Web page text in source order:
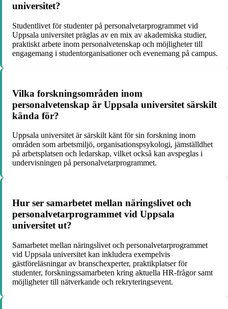
universitet?
Studentlivet för studenter på personalvetarprogrammet vid
Uppsala universitet präglas av en mix av akademiska studier,
praktiskt arbete inom personalvetenskap och möjligheter till
engagemang i studentorganisationer och evenemang på campus.
Vilka forskningsområden inom
personalvetenskap är Uppsala universitet särskilt
kända för?
Uppsala universitet är särskilt känt för sin forskning inom
områden som arbetsmiljö, organisationspsykologi, jämställdhet
på arbetsplatsen och ledarskap, vilket också kan avspeglas i
undervisningen på personalvetarprogrammet.
Hur ser samarbetet mellan näringslivet och
personalvetarprogrammet vid Uppsala
universitet ut?
Samarbetet mellan näringslivet och personalvetarprogrammet
vid Uppsala universitet kan inkludera exempelvis
gästföreläsningar av branschexperter, praktikplatser för
studenter, forskningssamarbeten kring aktuella HR-frågor samt
möjligheter till nätverkande och rekryteringsevent.